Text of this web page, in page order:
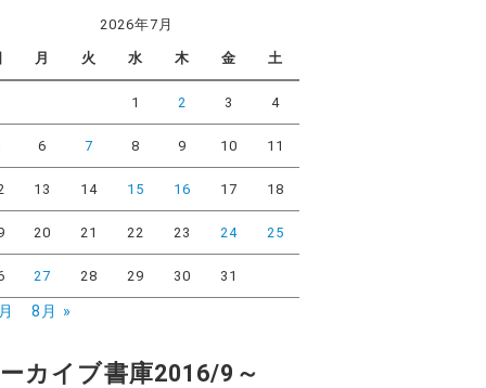
2026年7月
月 火 水 木 金 土
1 2 3 4
6 7 8 9 10 11
13 14 15 16 17 18
20 21 22 23 24 25
27 28 29 30 31
8月 »
カイブ書庫2016/9～